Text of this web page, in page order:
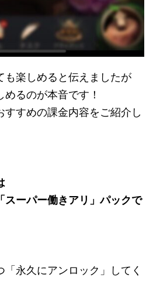
も楽しめると伝えましたが
るのが本音です！
すすめの課金内容をご紹介し
ーパー働きアリ」パックで
永久にアンロック」してく